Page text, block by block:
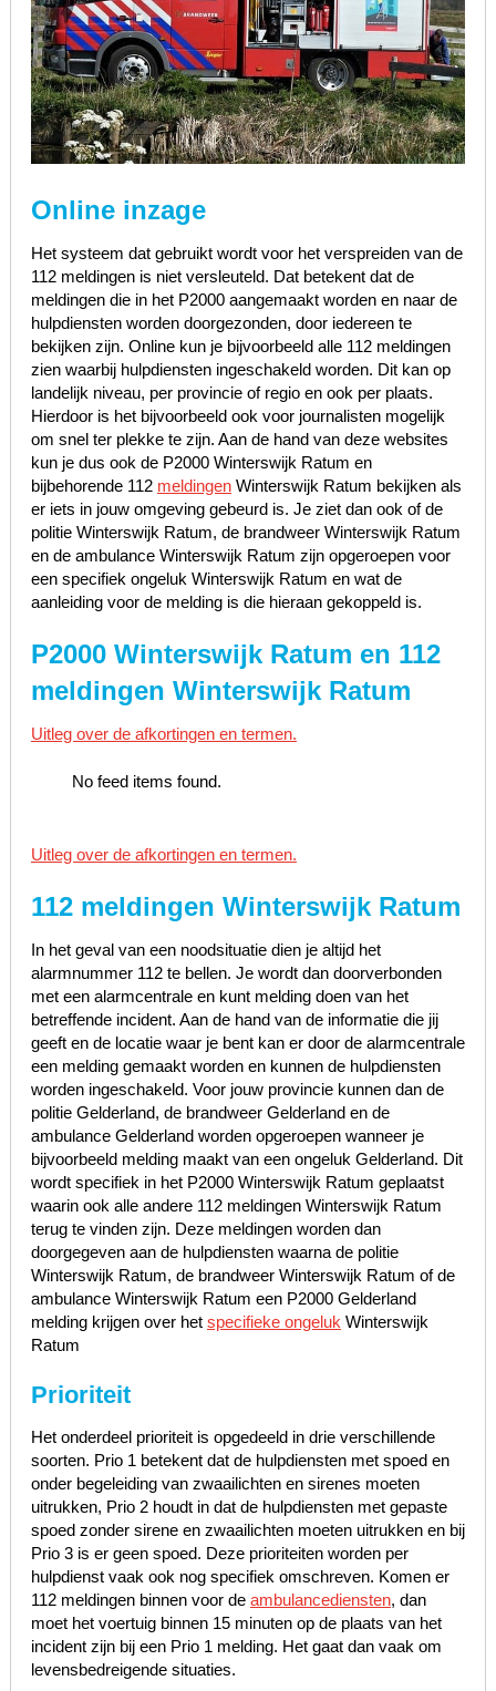
Online inzage
Het systeem dat gebruikt wordt voor het verspreiden van de
112 meldingen is niet versleuteld. Dat betekent dat de
meldingen die in het P2000 aangemaakt worden en naar de
hulpdiensten worden doorgezonden, door iedereen te
bekijken zijn. Online kun je bijvoorbeeld alle 112 meldingen
zien waarbij hulpdiensten ingeschakeld worden. Dit kan op
landelijk niveau, per provincie of regio en ook per plaats.
Hierdoor is het bijvoorbeeld ook voor journalisten mogelijk
om snel ter plekke te zijn. Aan de hand van deze websites
kun je dus ook de P2000 Winterswijk Ratum en
bijbehorende 112 meldingenWinterswijk Ratum bekijken als
er iets in jouw omgeving gebeurd is. Je ziet dan ook of de
politie Winterswijk Ratum, de brandweer Winterswijk Ratum
en de ambulance Winterswijk Ratum zijn opgeroepen voor
een specifiek ongeluk Winterswijk Ratum en wat de
aanleiding voor de melding is die hieraan gekoppeld is.
P2000 Winterswijk Ratum en 112
meldingen Winterswijk Ratum
Uitleg over de afkortingen en termen.
No feed items found.
Uitleg over de afkortingen en termen.
112 meldingen Winterswijk Ratum
In het geval van een noodsituatie dien je altijd het
alarmnummer 112 te bellen. Je wordt dan doorverbonden
met een alarmcentrale en kunt melding doen van het
betreffende incident. Aan de hand van de informatie die jij
geeft en de locatie waar je bent kan er door de alarmcentrale
een melding gemaakt worden en kunnen de hulpdiensten
worden ingeschakeld. Voor jouw provincie kunnen dan de
politie Gelderland, de brandweer Gelderland en de
ambulance Gelderland worden opgeroepen wanneer je
bijvoorbeeld melding maakt van een ongeluk Gelderland. Dit
wordt specifiek in het P2000 Winterswijk Ratum geplaatst
waarin ook alle andere 112 meldingen Winterswijk Ratum
terug te vinden zijn. Deze meldingen worden dan
doorgegeven aan de hulpdiensten waarna de politie
Winterswijk Ratum, de brandweer Winterswijk Ratum of de
ambulance Winterswijk Ratum een P2000 Gelderland
melding krijgen over het specifieke ongeluk Winterswijk
Ratum
Prioriteit
Het onderdeel prioriteit is opgedeeld in drie verschillende
soorten. Prio 1 betekent dat de hulpdiensten met spoed en
onder begeleiding van zwaailichten en sirenes moeten
uitrukken, Prio 2 houdt in dat de hulpdiensten met gepaste
spoed zonder sirene en zwaailichten moeten uitrukken en bij
Prio 3 is er geen spoed. Deze prioriteiten worden per
hulpdienst vaak ook nog specifiek omschreven. Komen er
112 meldingen binnen voor de ambulancediensten, dan
moet het voertuig binnen 15 minuten op de plaats van het
incident zijn bij een Prio 1 melding. Het gaat dan vaak om
levensbedreigende situaties.